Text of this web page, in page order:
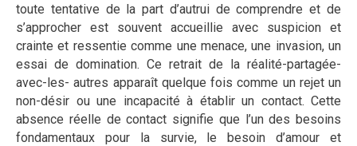
toute tentative de la part d’autrui de comprendre et de
s’approcher est souvent accueillie avec suspicion et
crainte et ressentie comme une menace, une invasion, un
essai de domination. Ce retrait de la réalité-partagée-
avec-les- autres apparaît quelque fois comme un rejet un
non-désir ou une incapacité à établir un contact. Cette
absence réelle de contact signifie que l’un des besoins
fondamentaux pour la survie, le besoin d’amour et